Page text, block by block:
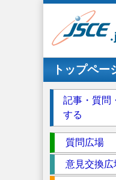
メインナビ
トップペー
記事・質問
する
ク
シ
質問広場
意見交換広